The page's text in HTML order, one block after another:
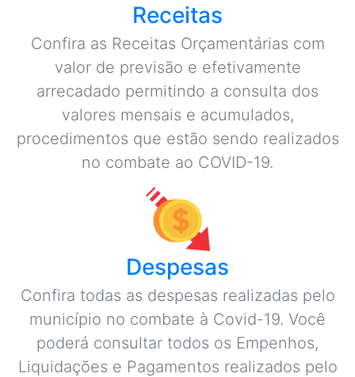
Receitas
Confira as Receitas Orçamentárias com
valor de previsão e efetivamente
arrecadado permitindo a consulta dos
valores mensais e acumulados,
procedimentos que estão sendo realizados
no combate ao COVID-19.
Despesas
Confira todas as despesas realizadas pelo
município no combate à Covid-19. Você
poderá consultar todos os Empenhos,
Liquidações e Pagamentos realizados pelo